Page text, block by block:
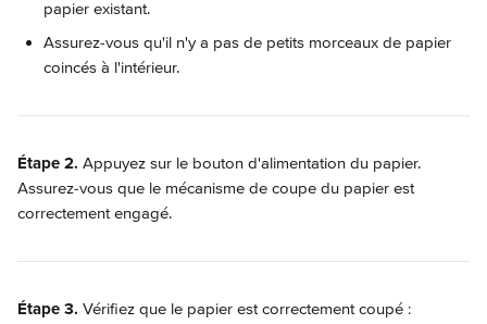
papier existant.
Assurez-vous qu'il n'y a pas de petits morceaux de papier
coincés à l'intérieur.
Étape 2. Appuyez sur le bouton d'alimentation du papier.
Assurez-vous que le mécanisme de coupe du papier est
correctement engagé.
Étape 3. Vérifiez que le papier est correctement coupé :